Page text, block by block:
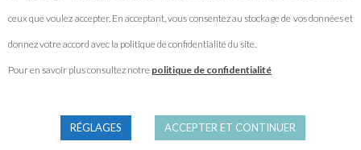
Pour en savoir plus sur le matériel, n’hésitez pas à
consulter l’article concernantnotre équipement pour
voyager à vélo.
ceux que voulez accepter. En acceptant, vous consentez au stockage de vos données et
donnez votre accord avec la politique de confidentialité du site.
Pour en savoir plus consultez notre politique de confidentialité
RÉGLAGES ACCEPTER ET CONTINUER